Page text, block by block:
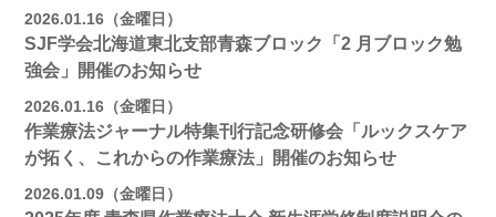
2026.01.16（金曜日）
SJF学会北海道東北支部⻘森ブロック「2 月ブロック勉
強会」開催のお知らせ
2026.01.16（金曜日）
作業療法ジャーナル特集刊行記念研修会「ルックスケア
が拓く、これからの作業療法」開催のお知らせ
2026.01.09（金曜日）